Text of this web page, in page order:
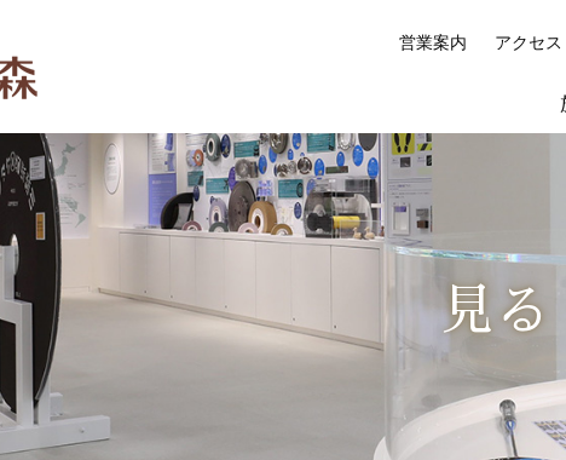
営業案内 アクセ
絵付け体験コーナー プレ
日本語 ENGLISH简体中文 (PDF:2.7MB)
見る